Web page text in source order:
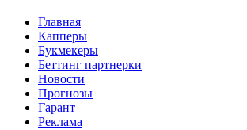
Главная
Капперы
Букмекеры
Беттинг партнерки
Новости
Прогнозы
Гарант
Реклама